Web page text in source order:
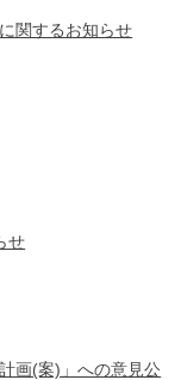
関するお知らせ
せ
画(案)」への意見公